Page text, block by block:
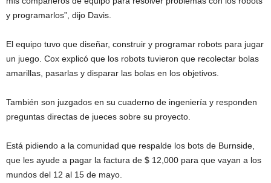
y programarlos”, dijo Davis.
El equipo tuvo que diseñar, construir y programar robots para jugar
un juego. Cox explicó que los robots tuvieron que recolectar bolas
amarillas, pasarlas y disparar las bolas en los objetivos.
También son juzgados en su cuaderno de ingeniería y responden
preguntas directas de jueces sobre su proyecto.
Está pidiendo a la comunidad que respalde los bots de Burnside,
que les ayude a pagar la factura de $ 12,000 para que vayan a los
mundos del 12 al 15 de mayo.